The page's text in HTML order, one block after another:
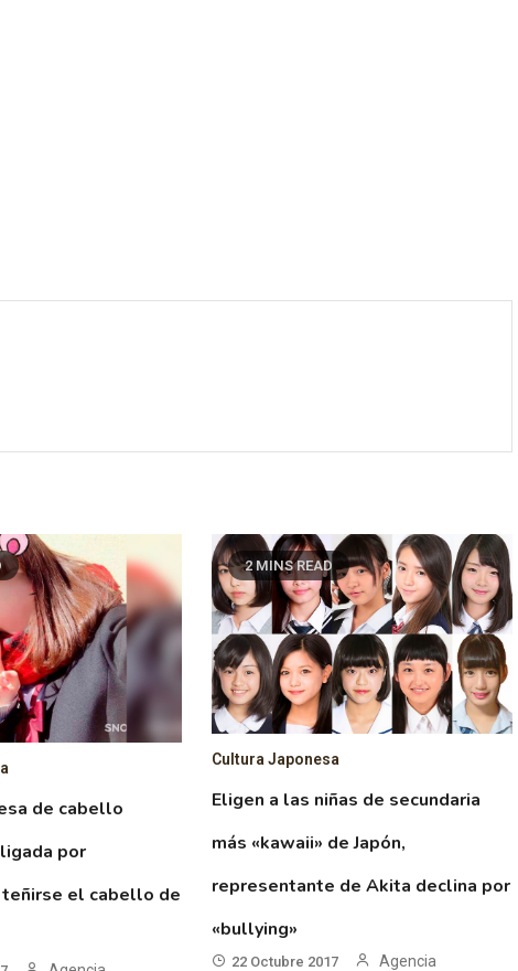
de cabello
por
el cabello de
2 MINS READ
Cultura Japonesa
Eligen a las niñas de secundaria
más «kawaii» de Japón,
representante de Akita declina por
«bullying»
22 Octubre 2017 Agencia